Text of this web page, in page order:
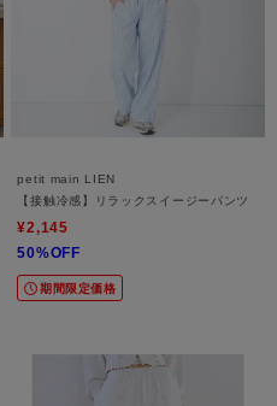
petit main LIEN
【接触冷感】リラックスイージーパンツ
¥2,145
50%OFF
期間限定価格